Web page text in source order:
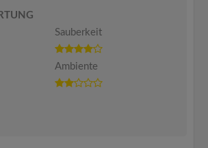
Sauberkeit
Ambiente